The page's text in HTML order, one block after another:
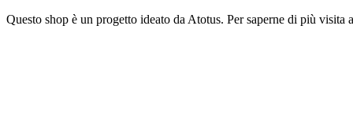
Vai
Questo shop è un progetto ideato da Atotus. Per saperne di più visita